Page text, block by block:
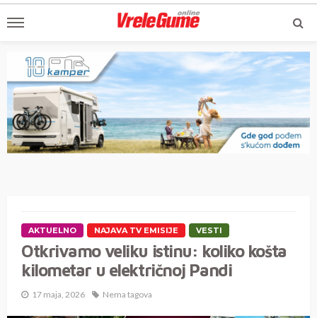
AKTUELNO NAJAVA TV EMISIJE VESTI
Otkrivamo veliku istinu: koliko košta
kilometar u električnoj Pandi
17 maja, 2026 Nema tagova